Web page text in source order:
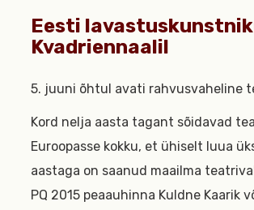
Eesti
Kvadriennaalil
5. juuni õhtul avati rahvusvaheline
Kord nelja aasta tagant sõidavad
Euroopasse kokku, et ühiselt luua
aastaga on saanud maailma
PQ 2015 peaauhinna Kuldne